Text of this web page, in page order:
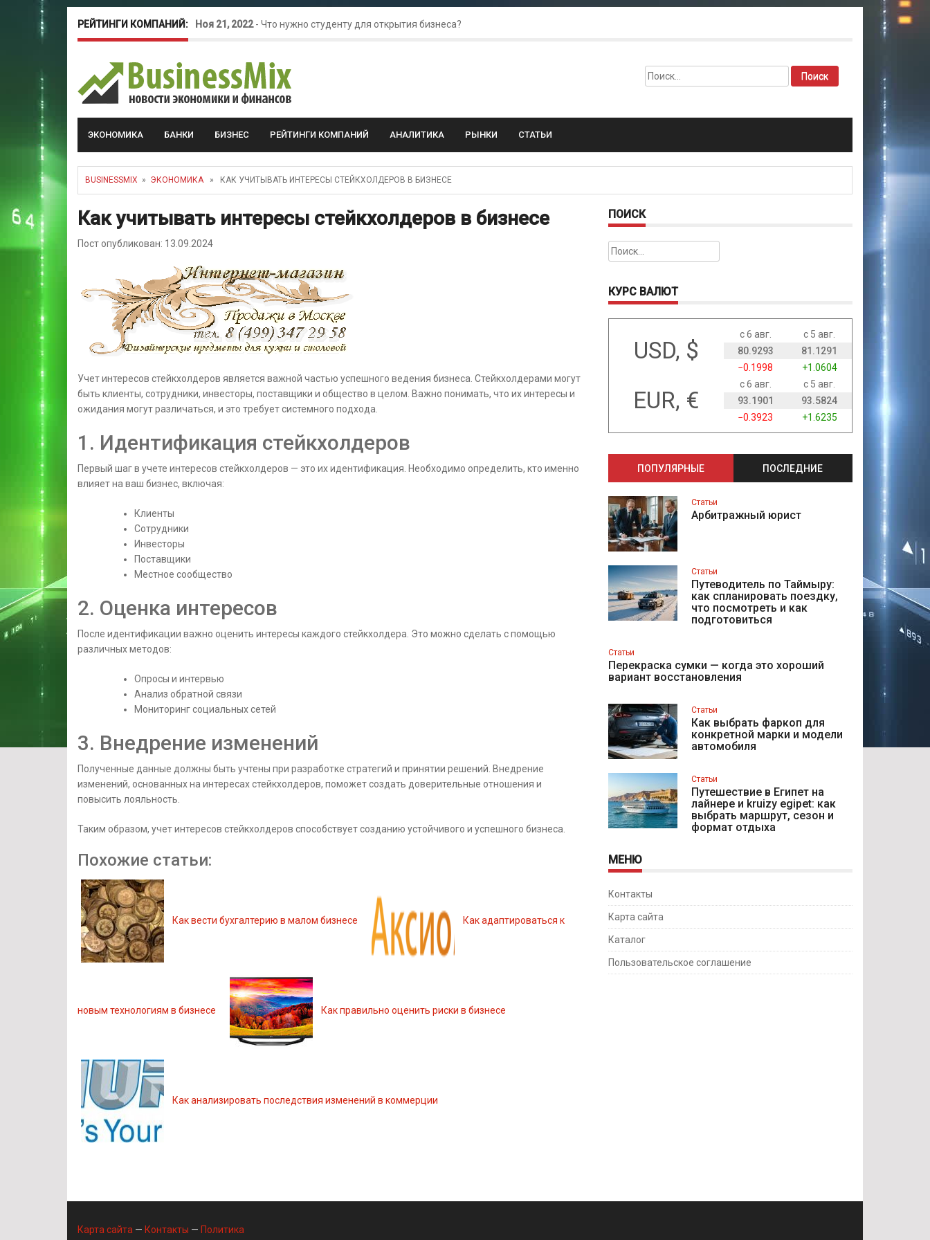
РЕЙТИНГИ КОМПАНИЙ: Ноя 21, 2022- Что нужно студенту для открытия бизнеса?
Май 16, 2022-Курсовые колебания: как защитить свой бизнес?
Найти:
ЭКОНОМИКА БАНКИ БИЗНЕС РЕЙТИНГИ КОМПАНИЙ АНАЛИТИКА РЫНКИ СТАТЬИ
BUSINESSMIX » ЭКОНОМИКА» КАК УЧИТЫВАТЬ ИНТЕРЕСЫ СТЕЙКХОЛДЕРОВ В БИЗНЕСЕ
Как учитывать интересы стейкхолдеров в бизнесе
Пост опубликован: 13.09.2024
Учет интересов стейкхолдеров является важной частью успешного ведения бизнеса. Стейкхолдерами могут
быть клиенты, сотрудники, инвесторы, поставщики и общество в целом. Важно понимать, что их интересы и
ожидания могут различаться, и это требует системного подхода.
1. Идентификация стейкхолдеров
Первый шаг в учете интересов стейкхолдеров — это их идентификация. Необходимо определить, кто именно
влияет на ваш бизнес, включая:
Клиенты
Сотрудники
Инвесторы
Поставщики
Местное сообщество
2. Оценка интересов
После идентификации важно оценить интересы каждого стейкхолдера. Это можно сделать с помощью
различных методов:
Опросы и интервью
Анализ обратной связи
Мониторинг социальных сетей
3. Внедрение изменений
Полученные данные должны быть учтены при разработке стратегий и принятии решений. Внедрение
изменений, основанных на интересах стейкхолдеров, поможет создать доверительные отношения и
повысить лояльность.
Таким образом, учет интересов стейкхолдеров способствует созданию устойчивого и успешного бизнеса.
Похожие статьи:
Как вести бухгалтерию в малом бизнесе Как адаптироваться к
новым технологиям в бизнесе Как правильно оценить риски в бизнесе
Как анализировать последствия изменений в коммерции
ПОИСК
Найти:
КУРС ВАЛЮТ
USD, $
с 6 авг.
с 5 авг.
80.9293
81.1291
−0.1998
+1.0604
EUR, €
с 6 авг.
с 5 авг.
93.1901
93.5824
−0.3923
+1.6235
ПОПУЛЯРНЫЕ ПОСЛЕДНИЕ
Статьи
Арбитражный юрист
Статьи
Путеводитель по Таймыру:
как спланировать поездку,
что посмотреть и как
подготовиться
Статьи
Перекраска сумки — когда это хороший
вариант восстановления
Статьи
Как выбрать фаркоп для
конкретной марки и модели
автомобиля
Статьи
Путешествие в Египет на
лайнере и kruizy egipet: как
выбрать маршрут, сезон и
формат отдыха
МЕНЮ
Контакты
Карта сайта
Каталог
Пользовательское соглашение
Карта сайта — Контакты — Политика